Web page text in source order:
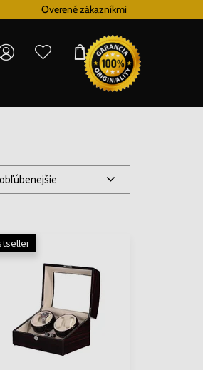
hodinky od 80€Overené zákazníkmi
0,00 €